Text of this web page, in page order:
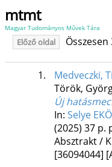
mtmt
Magyar Tudományos Művek Tára
Előző oldal
1. Medveczki,
Török,
Új
In: Selye
(2025) 37 p.
Absztrakt /
[36094044]